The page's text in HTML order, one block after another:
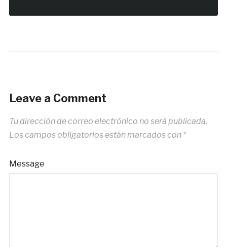
Leave a Comment
Tu dirección de correo electrónico no será publicada.
Los campos obligatorios están marcados con *
Message